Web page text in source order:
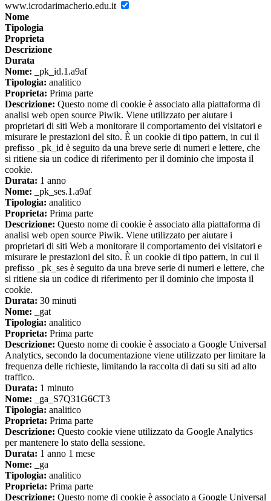
www.icrodarimacherio.edu.it
Nome
Tipologia
Proprieta
Descrizione
Durata
Nome: _pk_id.1.a9af
Tipologia: analitico
Proprieta: Prima parte
Descrizione: Questo nome di cookie è associato alla piattaforma di
analisi web open source Piwik. Viene utilizzato per aiutare i
proprietari di siti Web a monitorare il comportamento dei visitatori e
misurare le prestazioni del sito. È un cookie di tipo pattern, in cui il
prefisso _pk_id è seguito da una breve serie di numeri e lettere, che
si ritiene sia un codice di riferimento per il dominio che imposta il
cookie.
Durata: 1 anno
Nome: _pk_ses.1.a9af
Tipologia: analitico
Proprieta: Prima parte
Descrizione: Questo nome di cookie è associato alla piattaforma di
analisi web open source Piwik. Viene utilizzato per aiutare i
proprietari di siti Web a monitorare il comportamento dei visitatori e
misurare le prestazioni del sito. È un cookie di tipo pattern, in cui il
prefisso _pk_ses è seguito da una breve serie di numeri e lettere, che
si ritiene sia un codice di riferimento per il dominio che imposta il
cookie.
Durata: 30 minuti
Nome: _gat
Tipologia: analitico
Proprieta: Prima parte
Descrizione: Questo nome di cookie è associato a Google Universal
Analytics, secondo la documentazione viene utilizzato per limitare la
frequenza delle richieste, limitando la raccolta di dati su siti ad alto
traffico.
Durata: 1 minuto
Nome: _ga_S7Q31G6CT3
Tipologia: analitico
Proprieta: Prima parte
Descrizione: Questo cookie viene utilizzato da Google Analytics
per mantenere lo stato della sessione.
Durata: 1 anno 1 mese
Nome: _ga
Tipologia: analitico
Proprieta: Prima parte
Descrizione: Questo nome di cookie è associato a Google Universal